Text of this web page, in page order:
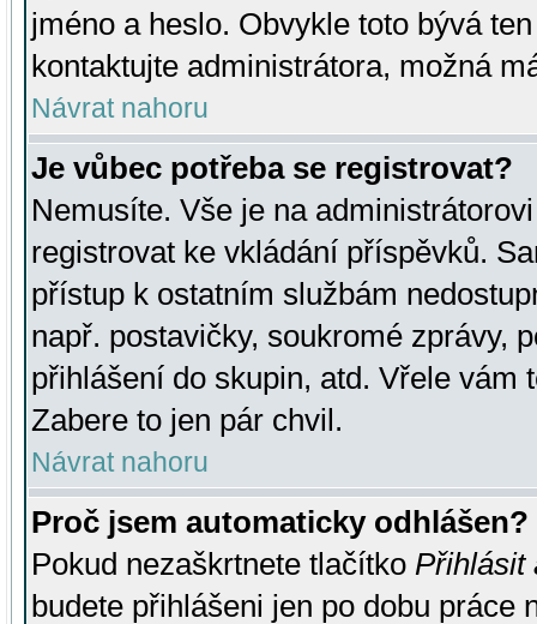
jméno a heslo. Obvykle toto bývá
kontaktujte administrátora, možná
Návrat nahoru
Je vůbec potřeba se registrovat?
Nemusíte. Vše je na
registrovat ke vkládání příspěvků.
přístup k ostatním službám
např. postavičky, soukromé zprávy,
přihlášení do skupin, atd. Vřele vám
Zabere to jen pár chvil.
Návrat nahoru
Proč jsem automaticky odhlášen?
Pokud nezaškrtnete tlačítko Přihlásit
budete přihlášeni jen po dobu práce